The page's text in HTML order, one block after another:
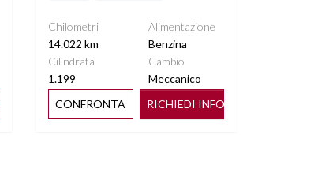
Chilometri
14.022 km
Alimentazione
Benzina
Cilindrata
1.199
Cambio
Meccanico
CONFRONTA
RICHIEDI INFO